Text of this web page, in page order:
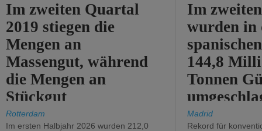
Im zweiten Quartal
2019 stiegen die
Mengen an
Massengut, während
die Mengen an
Stückgut
zurückgingen.
Rotterdam
Im ersten Halbjahr 2026 wurden 212,0
Im
wurden in
144,8
Tonnen
%).
Madrid
Rekord für